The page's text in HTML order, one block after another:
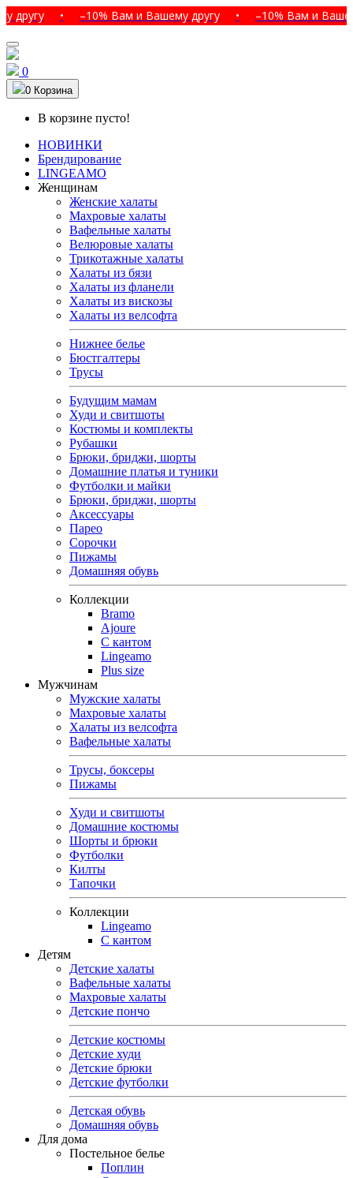
• –10% Вам и Вашему другу • –10% Вам и Вашему
0
0 Корзина
В корзине пусто!
НОВИНКИ
Брендирование
LINGEAMO
Женщинам
Женские халаты
Махровые халаты
Вафельные халаты
Велюровые халаты
Трикотажные халаты
Халаты из бязи
Халаты из фланели
Халаты из вискозы
Халаты из велсофта
Нижнее белье
Бюстгалтеры
Трусы
Будущим мамам
Худи и свитшоты
Костюмы и комплекты
Рубашки
Брюки, бриджи, шорты
Домашние платья и туники
Футболки и майки
Брюки, бриджи, шорты
Аксессуары
Парео
Сорочки
Пижамы
Домашняя обувь
Коллекции
Bramo
Ajoure
С кантом
Lingeamo
Plus size
Мужчинам
Мужские халаты
Махровые халаты
Халаты из велсофта
Вафельные халаты
Трусы, боксеры
Пижамы
Худи и свитшоты
Домашние костюмы
Шорты и брюки
Футболки
Килты
Тапочки
Коллекции
Lingeamo
С кантом
Детям
Детские халаты
Вафельные халаты
Махровые халаты
Детские пончо
Детские костюмы
Детские худи
Детские брюки
Детские футболки
Детская обувь
Домашняя обувь
Для дома
Постельное белье
Поплин